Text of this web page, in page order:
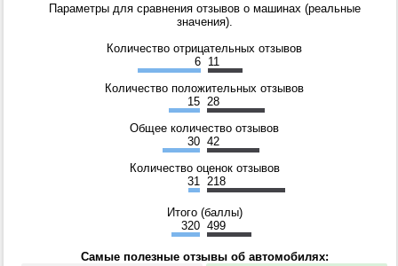
Параметры для сравнения отзывов о машинах (реальные
значения).
Количество отрицательных отзывов
6 11
Количество положительных отзывов
15 28
Общее количество отзывов
30 42
Количество оценок отзывов
31
218
Итого (баллы)
320 499
Самые полезные отзывы об автомобилях: